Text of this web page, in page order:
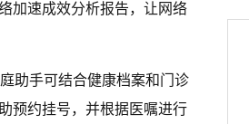
加速成效分析报告，让网络
助手可结合健康档案和门诊
预约挂号，并根据医嘱进行